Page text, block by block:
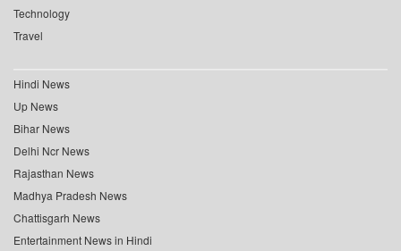
Technology
Travel
Hindi News
Up News
Bihar News
Delhi Ncr News
Rajasthan News
Madhya Pradesh News
Chattisgarh News
Entertainment News in Hindi